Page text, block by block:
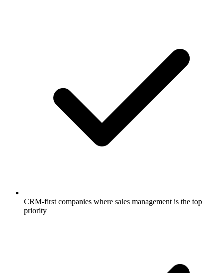
CRM-first companies where sales management is the top
priority